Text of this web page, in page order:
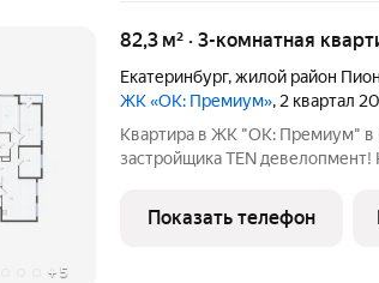
+ 5
82,3 м² · 3-комнатная
Екатеринбург,жилой район
ЖК «ОК: Премиум», 2 квартал
Квартира в ЖК "ОК: Премиум" в
застройщика TEN девелопмент!
локацию Основинского парка,
14 до 31 этажей.
Показать телефон